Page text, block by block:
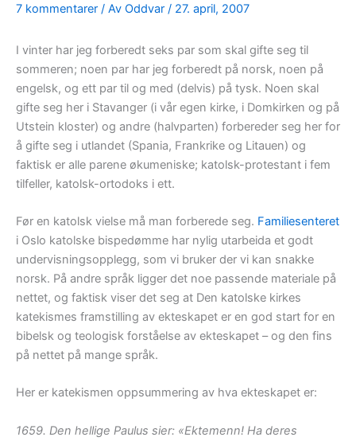
7 kommentarer / Av Oddvar / 27. april, 2007
I vinter har jeg forberedt seks par som skal gifte seg til
sommeren; noen par har jeg forberedt på norsk, noen på
engelsk, og ett par til og med (delvis) på tysk. Noen skal
gifte seg her i Stavanger (i vår egen kirke, i Domkirken og på
Utstein kloster) og andre (halvparten) forbereder seg her for
å gifte seg i utlandet (Spania, Frankrike og Litauen) og
faktisk er alle parene økumeniske; katolsk-protestant i fem
tilfeller, katolsk-ortodoks i ett.
Før en katolsk vielse må man forberede seg. Familiesenteret
i Oslo katolske bispedømme har nylig utarbeida et godt
undervisningsopplegg, som vi bruker der vi kan snakke
norsk. På andre språk ligger det noe passende materiale på
nettet, og faktisk viser det seg at Den katolske kirkes
katekismes framstilling av ekteskapet er en god start for en
bibelsk og teologisk forståelse av ekteskapet – og den fins
på nettet på mange språk.
Her er katekismen oppsummering av hva ekteskapet er:
1659. Den hellige Paulus sier: «Ektemenn! Ha deres